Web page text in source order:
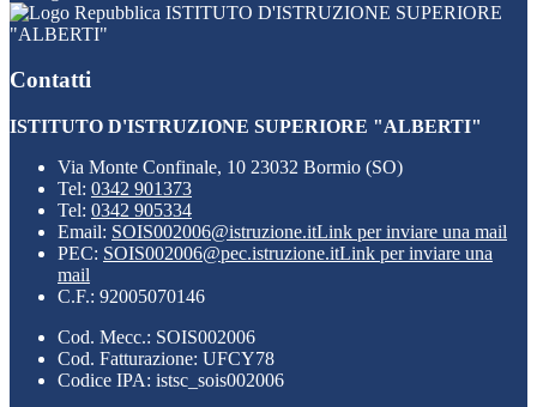
ISTITUTO D'ISTRUZIONE SUPERIORE
"ALBERTI"
Contatti
ISTITUTO D'ISTRUZIONE SUPERIORE "ALBERTI"
Via Monte Confinale, 10 23032 Bormio (SO)
Tel: 0342 901373
Tel: 0342 905334
Email: SOIS002006@istruzione.itLink per inviare una mail
PEC: SOIS002006@pec.istruzione.itLink per inviare una
mail
C.F.: 92005070146
Cod. Mecc.: SOIS002006
Cod. Fatturazione: UFCY78
Codice IPA: istsc_sois002006